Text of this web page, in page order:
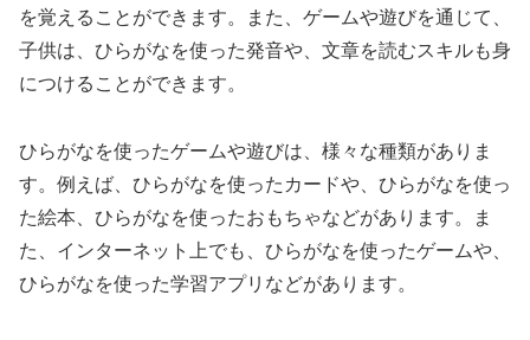
を覚えることができます。また、ゲームや遊びを通じて、
子供は、ひらがなを使った発音や、文章を読むスキルも身
につけることができます。
ひらがなを使ったゲームや遊びは、様々な種類がありま
す。例えば、ひらがなを使ったカードや、ひらがなを使っ
た絵本、ひらがなを使ったおもちゃなどがあります。ま
た、インターネット上でも、ひらがなを使ったゲームや、
ひらがなを使った学習アプリなどがあります。